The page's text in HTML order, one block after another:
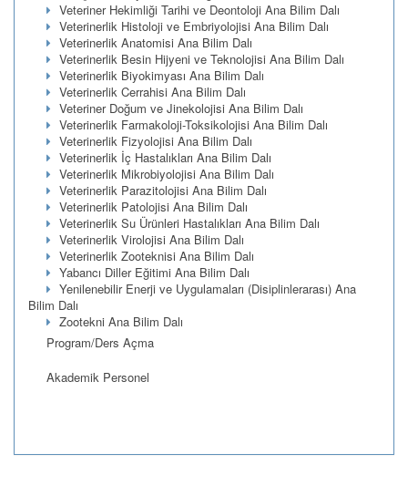
Veteriner Hekimliği Tarihi ve Deontoloji Ana Bilim Dalı
Veterinerlik Histoloji ve Embriyolojisi Ana Bilim Dalı
Veterinerlik Anatomisi Ana Bilim Dalı
Veterinerlik Besin Hijyeni ve Teknolojisi Ana Bilim Dalı
Veterinerlik Biyokimyası Ana Bilim Dalı
Veterinerlik Cerrahisi Ana Bilim Dalı
Veteriner Doğum ve Jinekolojisi Ana Bilim Dalı
Veterinerlik Farmakoloji-Toksikolojisi Ana Bilim Dalı
Veterinerlik Fizyolojisi Ana Bilim Dalı
Veterinerlik İç Hastalıkları Ana Bilim Dalı
Veterinerlik Mikrobiyolojisi Ana Bilim Dalı
Veterinerlik Parazitolojisi Ana Bilim Dalı
Veterinerlik Patolojisi Ana Bilim Dalı
Veterinerlik Su Ürünleri Hastalıkları Ana Bilim Dalı
Veterinerlik Virolojisi Ana Bilim Dalı
Veterinerlik Zooteknisi Ana Bilim Dalı
Yabancı Diller Eğitimi Ana Bilim Dalı
Yenilenebilir Enerji ve Uygulamaları (Disiplinlerarası) Ana
Bilim Dalı
Zootekni Ana Bilim Dalı
Program/Ders Açma
Akademik Personel